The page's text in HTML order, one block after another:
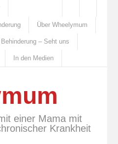
Über Wheelymum
– Seht uns
In den Medien
einer Mama mit
Krankheit